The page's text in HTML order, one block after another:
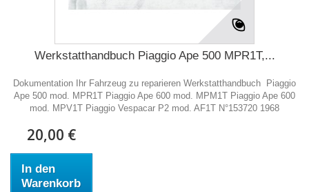
Werkstatthandbuch Piaggio Ape 500 MPR1T,...
Dokumentation Ihr Fahrzeug zu reparieren Werkstatthandbuch Piaggio
Ape 500 mod. MPR1T Piaggio Ape 600 mod. MPM1T Piaggio Ape 600
mod. MPV1T Piaggio Vespacar P2 mod. AF1T N°153720 1968
20,00 €
In den
Warenkorb